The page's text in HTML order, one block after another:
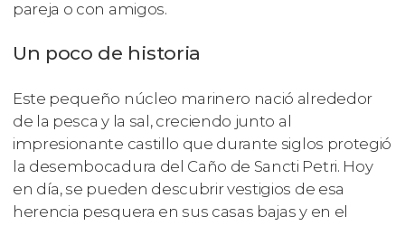
pareja o con amigos.
Un poco de historia
Este pequeño núcleo marinero nació alrededor
de la pesca y la sal, creciendo junto al
impresionante castillo que durante siglos protegió
la desembocadura del Caño de Sancti Petri. Hoy
en día, se pueden descubrir vestigios de esa
herencia pesquera en sus casas bajas y en el